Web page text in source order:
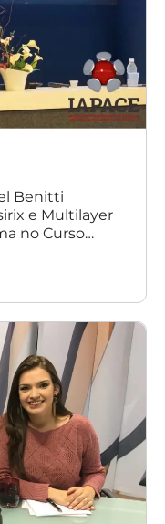
Benitti
e Multilayer
no Curso
participantes